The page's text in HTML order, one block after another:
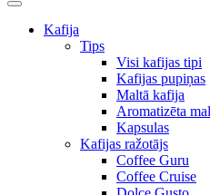
Kafija
Tips
Visi kafijas tipi
Kafijas pupiņas
Maltā kafija
Aromatizēta
Kapsulas
Kafijas ražotājs
Coffee Guru
Coffee Cruise